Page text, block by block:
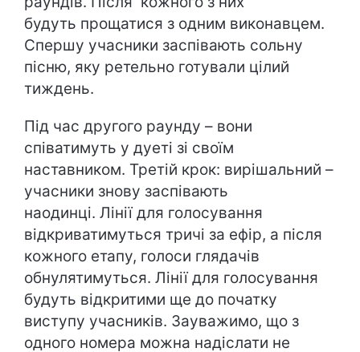
будуть прощатися з одним виконавцем.
Спершу учасники заспівають сольну
пісню, яку ретельно готували цілий
тиждень.
Під час другого раунду – вони
співатимуть у дуеті зі своїм
наставником. Третій крок: вирішальний –
учасники знову заспівають
наодинці. Лінії для голосування
відкриватимуться тричі за ефір, а після
кожного етапу, голоси глядачів
обнулятимуться. Лінії для голосування
будуть відкритими ще до початку
виступу учасників. Зауважимо, що з
одного номера можна надіслати не